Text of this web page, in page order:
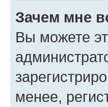
Зачем мне
Вы можете
менее,